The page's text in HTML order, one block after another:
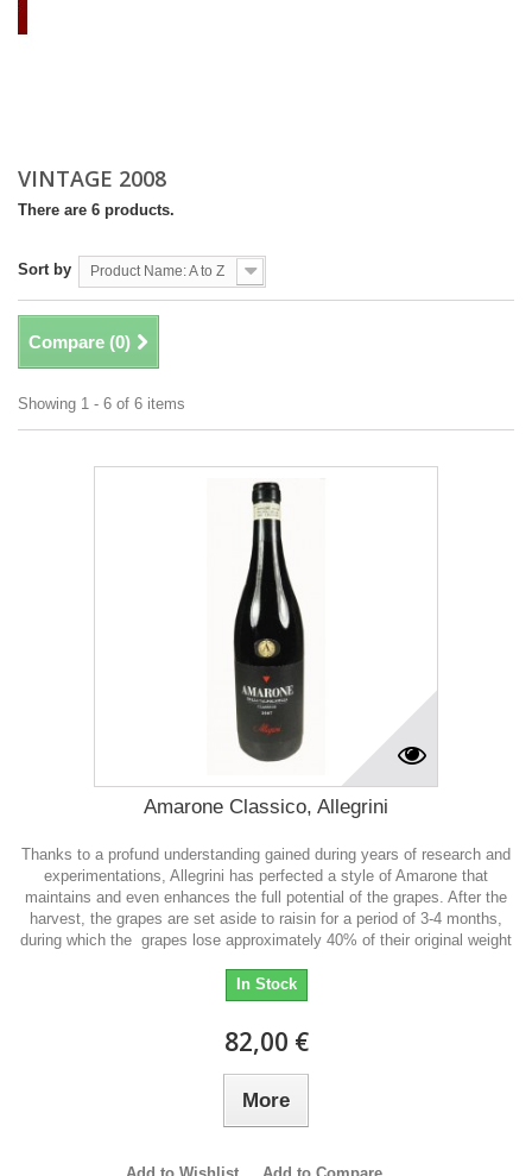
VINTAGE 2008
There are 6 products.
Sort by Product Name: A to Z
Compare (0)
Showing 1 - 6 of 6 items
Amarone Classico, Allegrini
Thanks to a profund understanding gained during years of research and
experimentations, Allegrini has perfected a style of Amarone that
maintains and even enhances the full potential of the grapes. After the
harvest, the grapes are set aside to raisin for a period of 3-4 months,
during which the grapes lose approximately 40% of their original weight
In Stock
82,00 €
More